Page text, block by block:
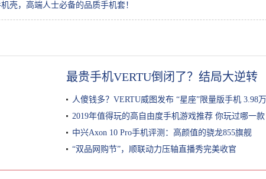
壳，高端人士必备的品质手机套！
招！去角质
最贵手机VERTU倒闭了？结局大逆转
人傻钱多？VERTU威图发布 “星座”限量版手机 3.98万
2019年值得玩的高自由度手机游戏推荐 你玩过哪一款
中兴Axon 10 Pro手机评测：高颜值的骁龙855旗舰
“双品网购节”，顺联动力压轴直播秀完美收官